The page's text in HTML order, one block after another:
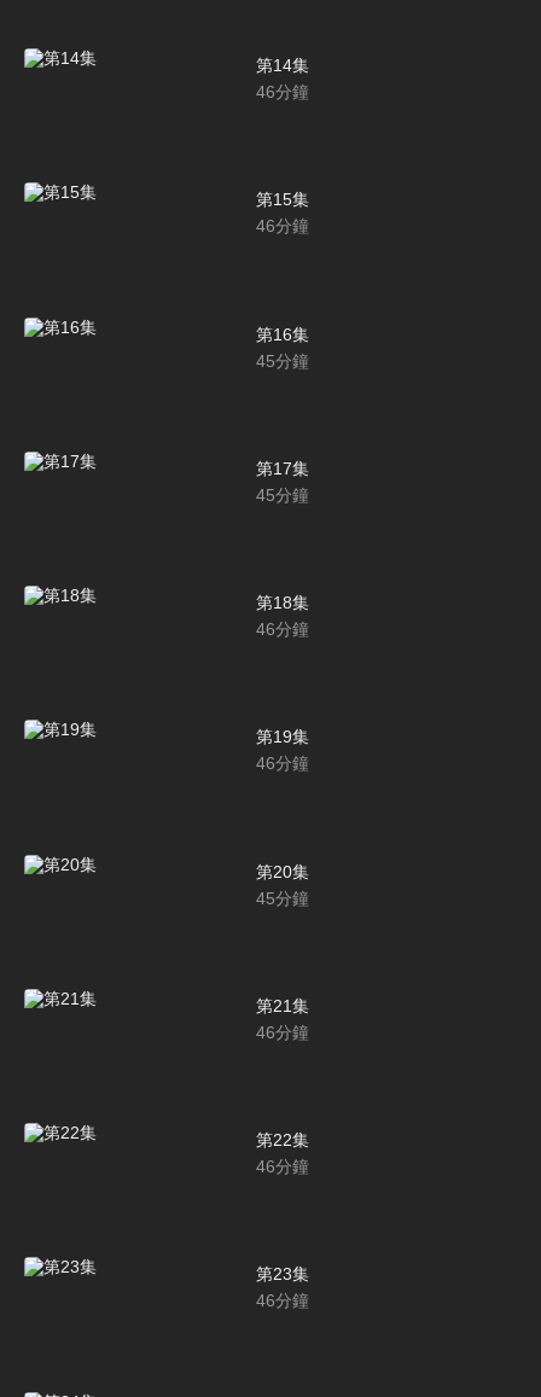
第14集
46分鐘
第15集
46分鐘
第16集
45分鐘
第17集
45分鐘
第18集
46分鐘
第19集
46分鐘
第20集
45分鐘
第21集
46分鐘
第22集
46分鐘
第23集
46分鐘